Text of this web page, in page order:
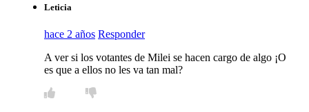
Leticia
hace 2 años Responder
A ver si los votantes de Milei se hacen cargo de algo ¡O
es que a ellos no les va tan mal?